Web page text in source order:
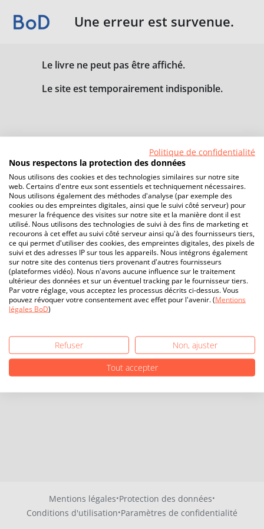
Une erreur est survenue.
Le livre ne peut pas être affiché.
Le site est temporairement indisponible.
Mentions légales·Protection des données·
Conditions d'utilisation·Paramètres de confidentialité
Politique de confidentialité
Nous respectons la protection des données
Nous utilisons des cookies et des technologies similaires sur notre site
web. Certains d'entre eux sont essentiels et techniquement nécessaires.
Nous utilisons également des méthodes d'analyse (par exemple des
cookies ou des empreintes digitales, ainsi que le suivi côté serveur) pour
mesurer la fréquence des visites sur notre site et la manière dont il est
utilisé. Nous utilisons des technologies de suivi à des fins de marketing et
recourons à cet effet au suivi côté serveur ainsi qu'à des fournisseurs tiers,
ce qui permet d'utiliser des cookies, des empreintes digitales, des pixels de
suivi et des adresses IP sur tous les appareils. Nous intégrons également
sur notre site des contenus tiers provenant d'autres fournisseurs
(plateformes vidéo). Nous n'avons aucune influence sur le traitement
ultérieur des données et sur un éventuel tracking par le fournisseur tiers.
Par votre réglage, vous acceptez les processus décrits ci-dessus. Vous
pouvez révoquer votre consentement avec effet pour l'avenir. (Mentions
légales BoD)
Refuser
Non, ajuster
Tout accepter